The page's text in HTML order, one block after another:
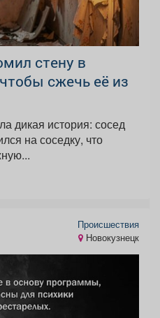
стену в
сжечь её из
дикая история: сосед
на соседку, что
Происшествия
Новокузнецк